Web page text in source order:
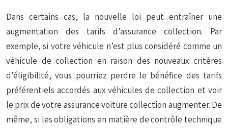
Dans certains cas, la nouvelle loi peut entraîner une
augmentation des tarifs d’assurance collection. Par
exemple, si votre véhicule n’est plus considéré comme un
véhicule de collection en raison des nouveaux critères
d’éligibilité, vous pourriez perdre le bénéfice des tarifs
préférentiels accordés aux véhicules de collection et voir
le prix de votre assurance voiture collection augmenter. De
même, si les obligations en matière de contrôle technique